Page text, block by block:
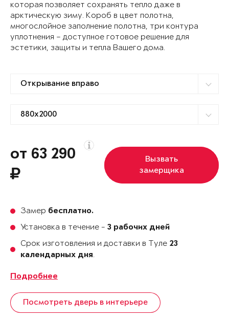
которая позволяет сохранять тепло даже в
арктическую зиму. Короб в цвет полотна,
многослойное заполнение полотна, три контура
уплотнения – доступное готовое решение для
эстетики, защиты и тепла Вашего дома.
от 63 290
Вызвать
замерщика
Замер бесплатно.
Установка в течение - 3 рабочих дней
Срок изготовления и доставки в Туле 23
календарных дня.
Подробнее
Посмотреть дверь в интерьере